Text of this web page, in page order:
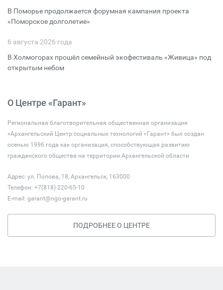
В Поморье продолжается форумная кампания проекта
«Поморское долголетие»
6 августа 2026 года
В Холмогорах прошёл семейный экофестиваль «Живица» под
открытым небом
О Центре «Гарант»
Региональная благотворительная общественная организация
«Архангельский Центр социальных технологий «Гарант» был создан
осенью 1996 года как организация, способствующая развитию
гражданского общества на территории Архангельской области
Адрес: ул. Попова, 18, Архангельск, 163000
Телефон: +7(818) 220-65-10
E-mail: garant@ngo-garant.ru
ПОДРОБНЕЕ О ЦЕНТРЕ